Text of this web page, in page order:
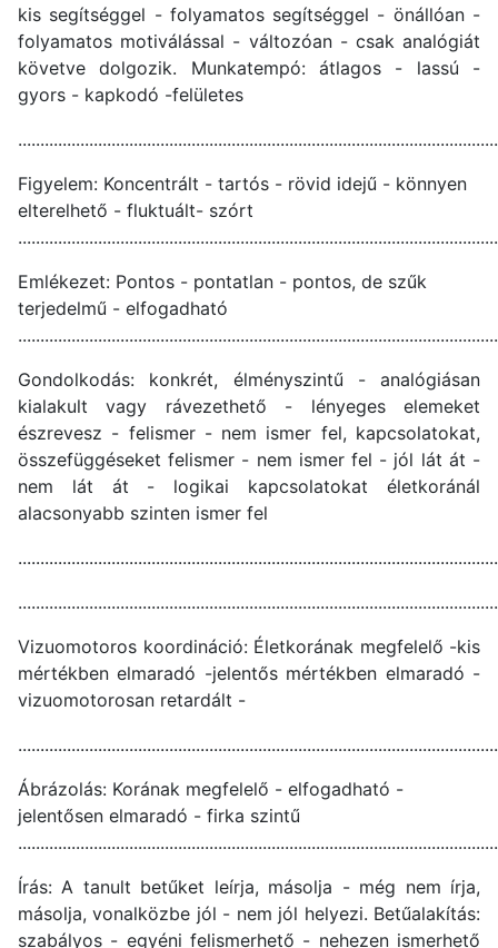
kis segítséggel - folyamatos segítséggel - önállóan -
folyamatos motiválással - változóan - csak analógiát
követve dolgozik. Munkatempó: átlagos - lassú -
gyors - kapkodó -felületes
Figyelem: Koncentrált - tartós - rövid idejű - könnyen
elterelhető - fluktuált- szórt
Emlékezet: Pontos - pontatlan - pontos, de szűk
terjedelmű - elfogadható
Gondolkodás: konkrét, élményszintű - analógiásan
kialakult vagy rávezethető - lényeges elemeket
észrevesz - felismer - nem ismer fel, kapcsolatokat,
összefüggéseket felismer - nem ismer fel - jól lát át -
nem lát át - logikai kapcsolatokat életkoránál
alacsonyabb szinten ismer fel
Vizuomotoros koordináció: Életkorának megfelelő -kis
mértékben elmaradó -jelentős mértékben elmaradó -
vizuomotorosan retardált -
Ábrázolás: Korának megfelelő - elfogadható -
jelentősen elmaradó - firka szintű
Írás: A tanult betűket leírja, másolja - még nem írja,
másolja, vonalközbe jól - nem jól helyezi. Betűalakítás:
szabályos - egyéni felismerhető - nehezen ismerhető